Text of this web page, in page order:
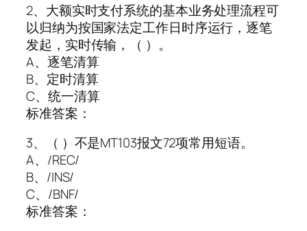
2、大额实时支付系统的基本业务处理流程可
以归纳为按国家法定工作日时序运行，逐笔
发起，实时传输，（ ）。
A、逐笔清算
B、定时清算
C、统一清算
标准答案：
3、（ ）不是MT103报文72项常用短语。
A、/REC/
B、/INS/
C、/BNF/
标准答案：